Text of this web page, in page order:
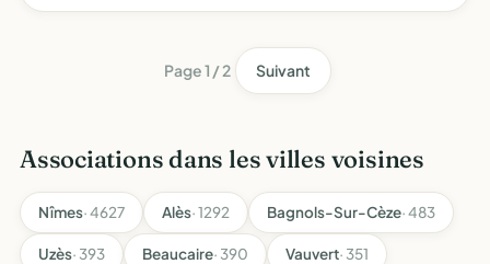
Page 1 / 2 Suivant
Associations dans les villes voisines
Nîmes· 4627 Alès· 1292 Bagnols-Sur-Cèze· 483
Uzès· 393 Beaucaire· 390 Vauvert· 351